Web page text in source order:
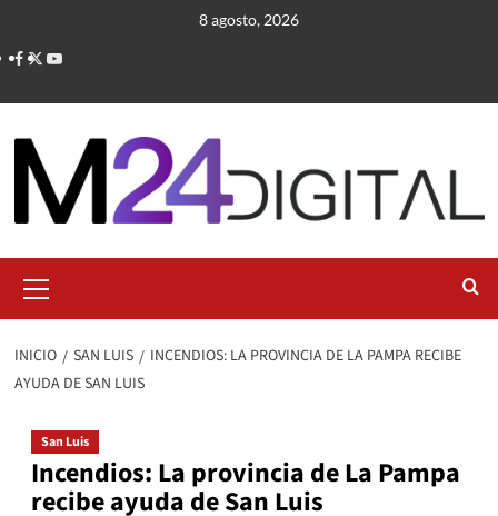
contenido
8 agosto, 2026
primario
INICIO SAN LUIS
INCENDIOS: LA PROVINCIA DE LA PAMPA RECIBE
AYUDA DE SAN LUIS
San Luis
Incendios: La provincia de La Pampa
recibe ayuda de San Luis